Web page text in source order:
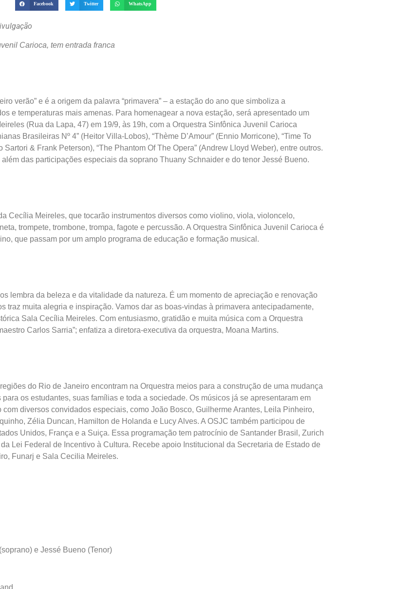
Facebook Twitter WhatsApp
Carioca, tem entrada franca
verão” e é a origem da palavra “primavera” – a estação do ano que simboliza a
e temperaturas mais amenas. Para homenagear a nova estação, será apresentado um
(Rua da Lapa, 47) em 19/9, às 19h, com a Orquestra Sinfônica Juvenil Carioca
Brasileiras Nº 4” (Heitor Villa-Lobos), “Thème D’Amour” (Ennio Morricone), “Time To
& Frank Peterson), “The Phantom Of The Opera” (Andrew Lloyd Weber), entre outros.
das participações especiais da soprano Thuany Schnaider e do tenor Jessé Bueno.
Cecília Meireles, que tocarão instrumentos diversos como violino, viola, violoncelo,
trompete, trombone, trompa, fagote e percussão. A Orquestra Sinfônica Juvenil Carioca é
que passam por um amplo programa de educação e formação musical.
lembra da beleza e da vitalidade da natureza. É um momento de apreciação e renovação
traz muita alegria e inspiração. Vamos dar as boas-vindas à primavera antecipadamente,
Sala Cecília Meireles. Com entusiasmo, gratidão e muita música com a Orquestra
Carlos Sarria”; enfatiza a diretora-executiva da orquestra, Moana Martins.
do Rio de Janeiro encontram na Orquestra meios para a construção de uma mudança
os estudantes, suas famílias e toda a sociedade. Os músicos já se apresentaram em
diversos convidados especiais, como João Bosco, Guilherme Arantes, Leila Pinheiro,
Zélia Duncan, Hamilton de Holanda e Lucy Alves. A OSJC também participou de
Unidos, França e a Suiça. Essa programação tem patrocínio de Santander Brasil, Zurich
Lei Federal de Incentivo à Cultura. Recebe apoio Institucional da Secretaria de Estado de
Funarj e Sala Cecilia Meireles.
e Jessé Bueno (Tenor)